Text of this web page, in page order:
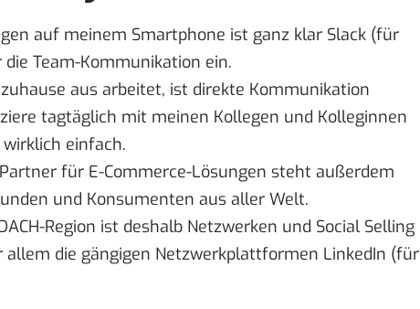
auf meinem Smartphone ist ganz klar Slack (für
Team-Kommunikation ein.
aus arbeitet, ist direkte Kommunikation
tagtäglich mit meinen Kollegen und Kolleginnen
einfach.
für E-Commerce-Lösungen steht außerdem
und Konsumenten aus aller Welt.
Region ist deshalb Netzwerken und Social Selling
die gängigen Netzwerkplattformen LinkedIn (für